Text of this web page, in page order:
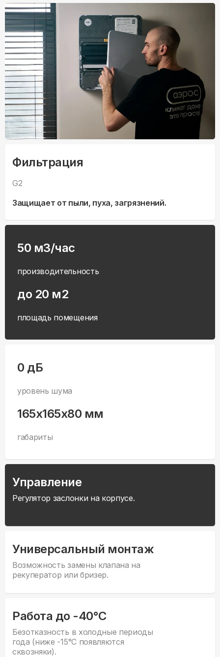
Фильтрация
G2
Защищает от пыли, пуха, загрязнений.
50 м3/час
производительность
до 20 м2
площадь помещения
0 дБ
уровень шума
165x165x80 мм
габариты
Управление
Регулятор заслонки на корпусе.
Универсальный монтаж
Возможность замены клапана на
рекуператор или бризер.
Работа до -40°С
Безотказность в холодные периоды
года (ниже -15°С появляются
сквозняки).